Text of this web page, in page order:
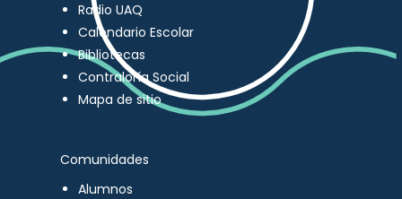
Radio UAQ
Calendario Escolar
Bibliotecas
Contraloría Social
Mapa de sitio
Comunidades
Alumnos